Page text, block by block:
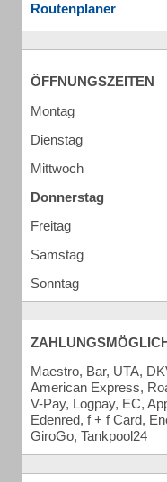
Routenplaner
ÖFFNUNGSZEITEN
Montag
Dienstag
Mittwoch
Donnerstag
Freitag
Samstag
Sonntag
Maestro, Bar, UTA,
American Express,
V-Pay, Logpay, EC,
Edenred, f + f Card,
GiroGo, Tankpool24